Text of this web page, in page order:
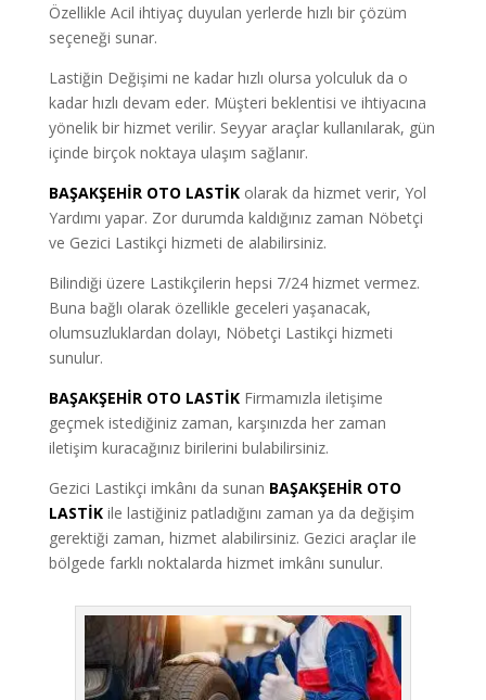
Özellikle Acil ihtiyaç duyulan yerlerde hızlı bir çözüm
seçeneği sunar.
Lastiğin Değişimi ne kadar hızlı olursa yolculuk da o
kadar hızlı devam eder. Müşteri beklentisi ve ihtiyacına
yönelik bir hizmet verilir. Seyyar araçlar kullanılarak, gün
içinde birçok noktaya ulaşım sağlanır.
BAŞAKŞEHİR OTO LASTİK olarak da hizmet verir, Yol
Yardımı yapar. Zor durumda kaldığınız zaman Nöbetçi
ve Gezici Lastikçi hizmeti de alabilirsiniz.
Bilindiği üzere Lastikçilerin hepsi 7/24 hizmet vermez.
Buna bağlı olarak özellikle geceleri yaşanacak,
olumsuzluklardan dolayı, Nöbetçi Lastikçi hizmeti
sunulur.
BAŞAKŞEHİR OTO LASTİK Firmamızla iletişime
geçmek istediğiniz zaman, karşınızda her zaman
iletişim kuracağınız birilerini bulabilirsiniz.
Gezici Lastikçi imkânı da sunan BAŞAKŞEHİR OTO
LASTİK ile lastiğiniz patladığını zaman ya da değişim
gerektiği zaman, hizmet alabilirsiniz. Gezici araçlar ile
bölgede farklı noktalarda hizmet imkânı sunulur.